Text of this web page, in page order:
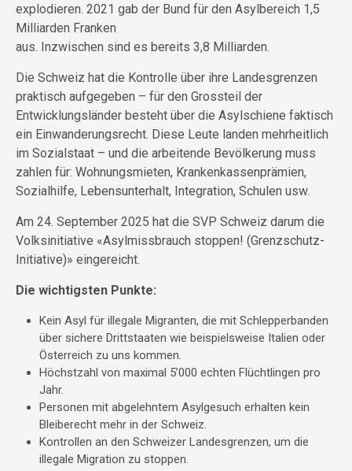
explodieren. 2021 gab der Bund für den Asylbereich 1,5
Milliarden Franken
aus. Inzwischen sind es bereits 3,8 Milliarden.
Die Schweiz hat die Kontrolle über ihre Landesgrenzen
praktisch aufgegeben – für den Grossteil der
Entwicklungsländer besteht über die Asylschiene faktisch
ein Einwanderungsrecht. Diese Leute landen mehrheitlich
im Sozialstaat – und die arbeitende Bevölkerung muss
zahlen für: Wohnungsmieten, Krankenkassenprämien,
Sozialhilfe, Lebensunterhalt, Integration, Schulen usw.
Am 24. September 2025 hat die SVP Schweiz darum die
Volksinitiative «Asylmissbrauch stoppen! (Grenzschutz-
Initiative)» eingereicht.
Die wichtigsten Punkte:
Kein Asyl für illegale Migranten, die mit Schlepperbanden
über sichere Drittstaaten wie beispielsweise Italien oder
Österreich zu uns kommen.
Höchstzahl von maximal 5’000 echten Flüchtlingen pro
Jahr.
Personen mit abgelehntem Asyl­gesuch erhalten kein
Bleiberecht mehr in der Schweiz.
Kontrollen an den Schweizer Landesgrenzen, um die
illegale Mi­gration zu stoppen.